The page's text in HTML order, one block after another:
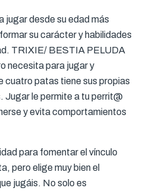
jugar desde su edad más
su carácter y habilidades
TRIXIE/ BESTIA PELUDA
necesita para jugar y
cuatro patas tiene sus propias
le permite a tu perrit@
y evita comportamientos
para fomentar el vínculo
pero elige muy bien el
jugáis. No solo es